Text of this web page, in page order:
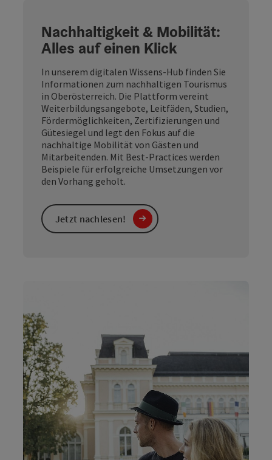
Nachhaltigkeit & Mobilität:
Alles auf einen Klick
In unserem digitalen Wissens-Hub finden Sie
Informationen zum nachhaltigen Tourismus
in Oberösterreich. Die Plattform vereint
Weiterbildungsangebote, Leitfäden, Studien,
Fördermöglichkeiten, Zertifizierungen und
Gütesiegel und legt den Fokus auf die
nachhaltige Mobilität von Gästen und
Mitarbeitenden. Mit Best-Practices werden
Beispiele für erfolgreiche Umsetzungen vor
den Vorhang geholt.
Jetzt nachlesen!